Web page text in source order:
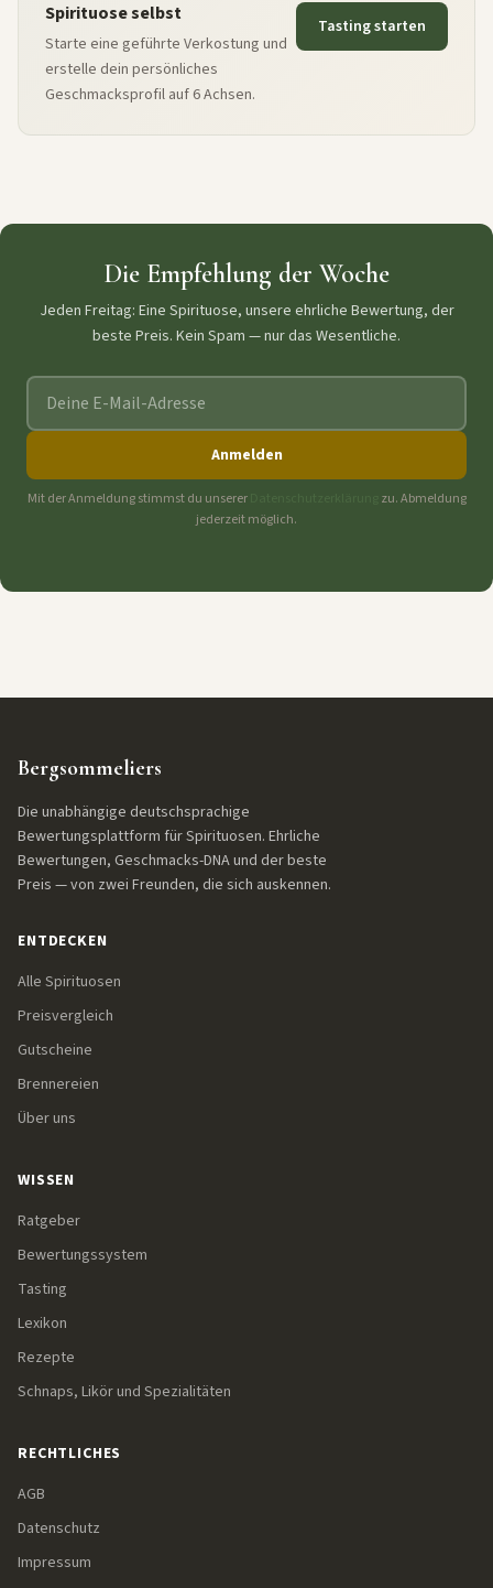
Spirituose selbst
Starte eine geführte Verkostung und
erstelle dein persönliches
Geschmacksprofil auf 6 Achsen.
Tasting starten
Die Empfehlung der Woche
Jeden Freitag: Eine Spirituose, unsere ehrliche Bewertung, der
beste Preis. Kein Spam — nur das Wesentliche.
E-Mail-Adresse
Anmelden
Mit der Anmeldung stimmst du unserer
zu. Abmeldung
jederzeit möglich.
Bergsommeliers
Die unabhängige deutschsprachige
Bewertungsplattform für Spirituosen. Ehrliche
Bewertungen, Geschmacks-DNA und der beste
Preis — von zwei Freunden, die sich auskennen.
ENTDECKEN
Alle Spirituosen
Preisvergleich
Gutscheine
Brennereien
Über uns
WISSEN
Ratgeber
Bewertungssystem
Tasting
Lexikon
Rezepte
Schnaps, Likör und Spezialitäten
RECHTLICHES
AGB
Datenschutz
Impressum